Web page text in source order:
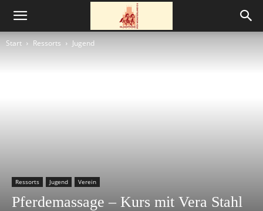
Start Ressorts Jugend
Ressorts Jugend Verein
Pferdemassage – Kurs mit Vera Stahl